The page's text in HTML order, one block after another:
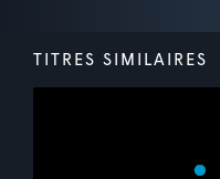
TITRES SIMILAIRES